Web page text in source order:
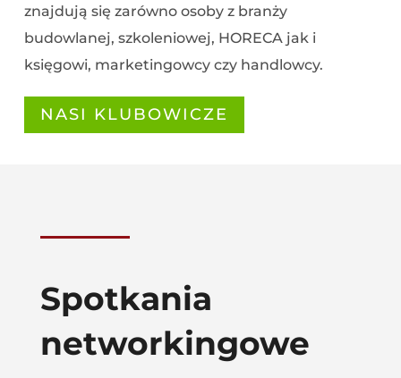
znajdują się zarówno osoby z branży
budowlanej, szkoleniowej, HORECA jak i
księgowi, marketingowcy czy handlowcy.
NASI KLUBOWICZE
Spotkania
networkingowe